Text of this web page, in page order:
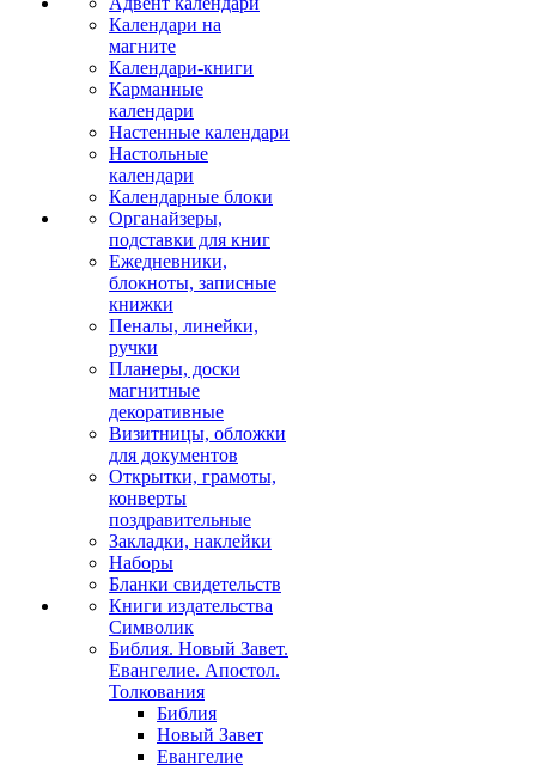
Календари на
магните
Календари-книги
Карманные
календари
Настенные календари
Настольные
календари
Календарные блоки
Органайзеры,
подставки для книг
Ежедневники,
блокноты, записные
книжки
Пеналы, линейки,
ручки
Планеры, доски
магнитные
декоративные
Визитницы, обложки
для документов
Открытки, грамоты,
конверты
поздравительные
Закладки, наклейки
Наборы
Бланки свидетельств
Книги издательства
Символик
Библия. Новый Завет.
Евангелие. Апостол.
Толкования
Библия
Новый Завет
Евангелие